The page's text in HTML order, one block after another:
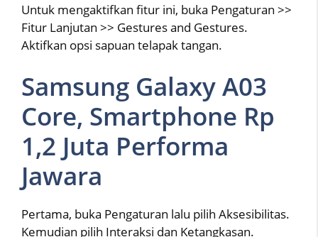
Untuk mengaktifkan fitur ini, buka Pengaturan >>
Fitur Lanjutan >> Gestures and Gestures.
Aktifkan opsi sapuan telapak tangan.
Samsung Galaxy A03
Core, Smartphone Rp
1,2 Juta Performa
Jawara
Pertama, buka Pengaturan lalu pilih Aksesibilitas.
Kemudian pilih Interaksi dan Ketangkasan.